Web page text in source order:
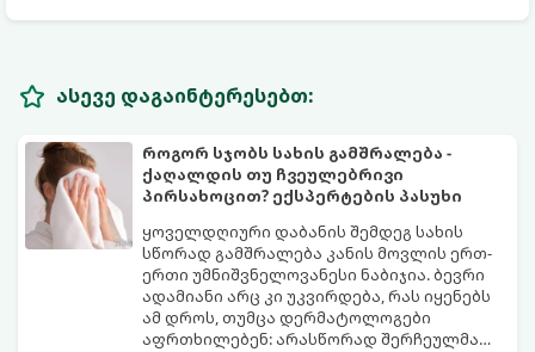
ასევე დაგაინტერესებთ:
როგორ სჯობს სახის გამშრალება -
ქაღალდის თუ ჩვეულებრივი
პირსახოცით? ექსპერტების პასუხი
ყოველდღიური დაბანის შემდეგ სახის
სწორად გამშრალება კანის მოვლის ერთ-
ერთი უმნიშვნელოვანესი ნაბიჯია. ბევრი
ადამიანი არც კი უკვირდება, რას იყენებს
ამ დროს, თუმცა დერმატოლოგები
აფრთხილებენ: არასწორად შერჩეულმა